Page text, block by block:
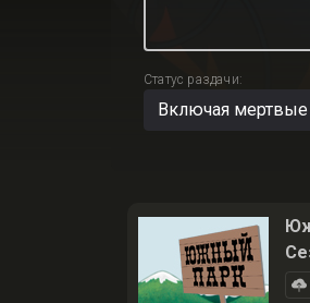
Статус раздачи:
Включая мертвые